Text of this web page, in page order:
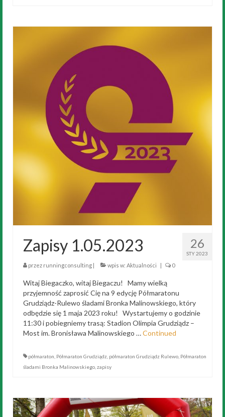
26
STY 2023
Zapisy 1.05.2023
przez runningconsulting wpis w: Aktualności 0
Witaj Biegaczko, witaj Biegaczu! Mamy wielką
przyjemność zaprosić Cię na 9 edycję Półmaratonu
Grudziądz-Rulewo śladami Bronka Malinowskiego, który
odbędzie się 1 maja 2023 roku! Wystartujemy o godzinie
11:30 i pobiegniemy trasą: Stadion Olimpia Grudziądz –
Most im. Bronisława Malinowskiego …Continued
półmaraton Półmaraton Grudziądz półmaraton Grudziądz Rulewo Półmaraton
śladami Bronka Malinowskiego zapisy